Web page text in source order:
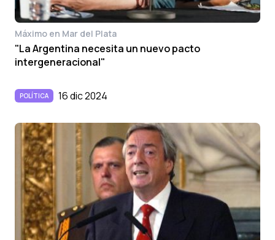
Máximo en Mar del Plata
"La Argentina necesita un nuevo pacto
intergeneracional"
POLÍTICA 16 dic 2024